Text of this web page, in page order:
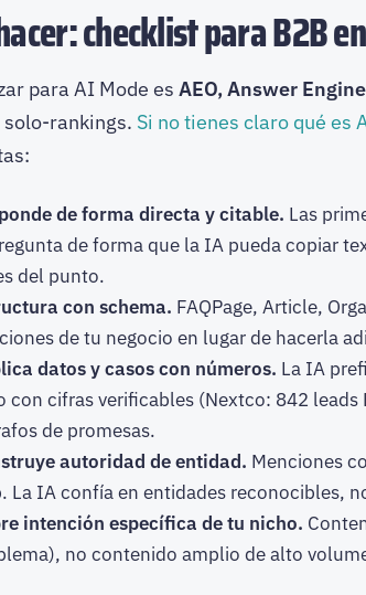
checklist para B2B
para AI Mode es AEO, Answer
solo-rankings. Si no tienes claro qué es
de forma directa y citable. Las
de forma que la IA pueda copiar
del punto.
con schema. FAQPage, Article,
de tu negocio en lugar de hacerla
datos y casos con números. La IA
con cifras verificables (Nextco: 842 leads
de promesas.
autoridad de entidad. Menciones
La IA confía en entidades reconocibles,
intención específica de tu nicho.
no contenido amplio de alto